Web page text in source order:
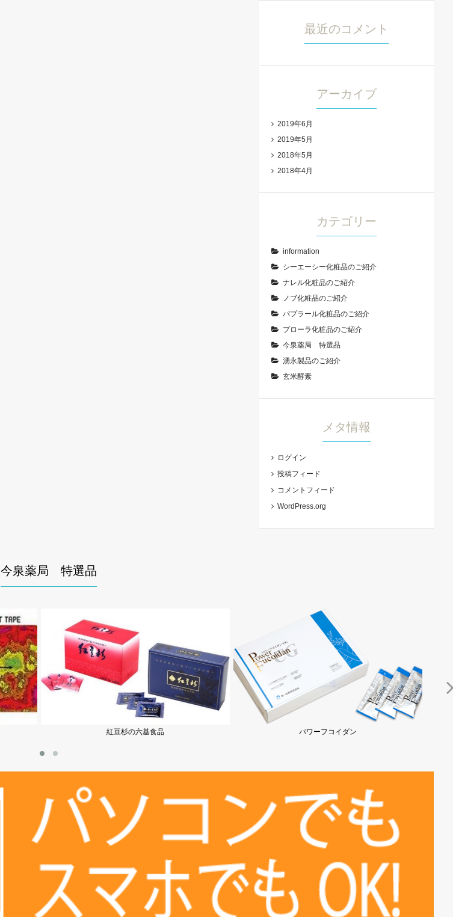
最近のコメント
アーカイブ
2019年6月
2019年5月
2018年5月
2018年4月
カテゴリー
information
シーエーシー化粧品のご紹介
ナレル化粧品のご紹介
ノブ化粧品のご紹介
パプラール化粧品のご紹介
プローラ化粧品のご紹介
今泉薬局 特選品
湧永製品のご紹介
玄米酵素
メタ情報
ログイン
投稿フィード
コメントフィード
WordPress.org
今泉薬局 特選品
パワーフコイダン 「タヒボNFD」ニューＥ...